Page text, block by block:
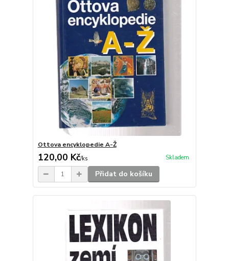
Ottova encyklopedie A-Ž
120,00 Kč/ks Skladem
Přidat do košíku